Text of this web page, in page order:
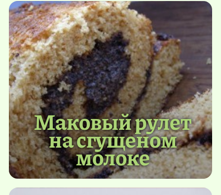
Маковый рулет
на сгущеном
молоке